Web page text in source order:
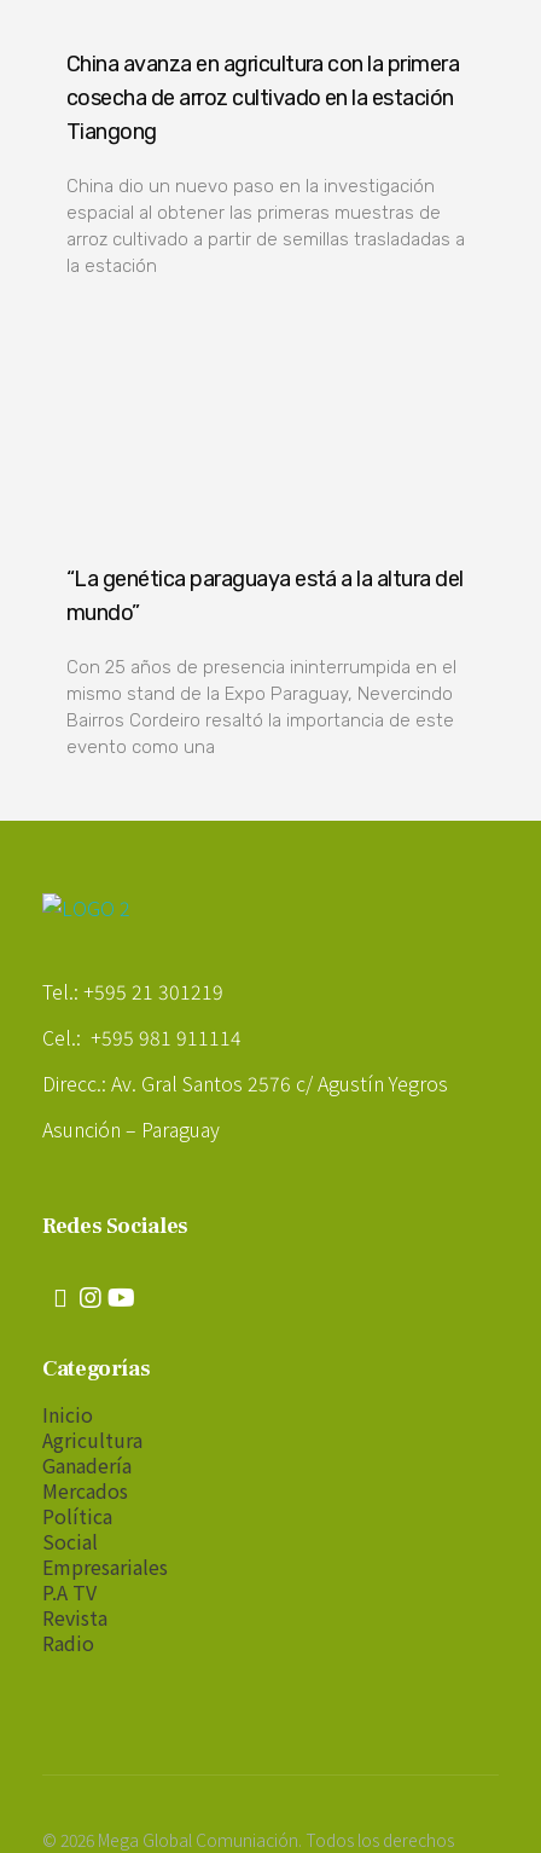
China avanza en agricultura con la primera
cosecha de arroz cultivado en la estación
Tiangong
China dio un nuevo paso en la investigación
espacial al obtener las primeras muestras de
arroz cultivado a partir de semillas trasladadas a
la estación
“La genética paraguaya está a la altura del
mundo”
Con 25 años de presencia ininterrumpida en el
mismo stand de la Expo Paraguay, Nevercindo
Bairros Cordeiro resaltó la importancia de este
evento como una
Tel.: +595 21 301219
Cel.: +595 981 911114
Direcc.: Av. Gral Santos 2576 c/ Agustín Yegros
Asunción – Paraguay
Redes Sociales
Categorías
Inicio
Agricultura
Ganadería
Mercados
Política
Social
Empresariales
P.A TV
Revista
Radio
© 2026 Mega Global Comuniación. Todos los derechos